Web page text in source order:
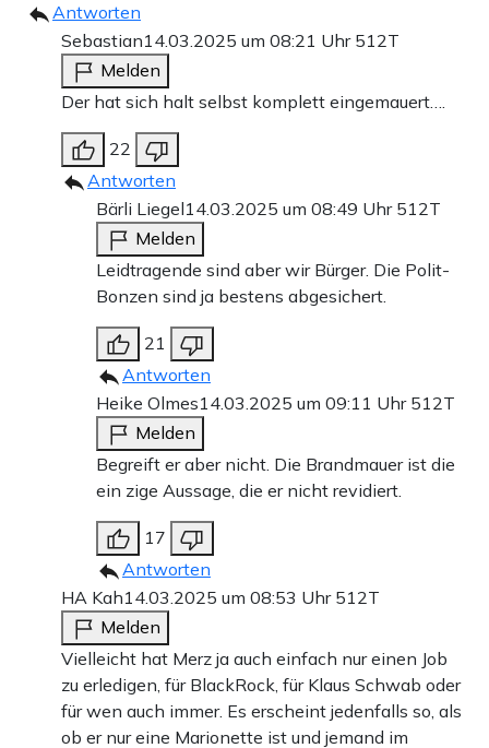
Antworten
Sebastian14.03.2025 um 08:21 Uhr 512T
Melden
Der hat sich halt selbst komplett eingemauert….
22
Antworten
Bärli Liegel14.03.2025 um 08:49 Uhr 512T
Melden
Leidtragende sind aber wir Bürger. Die Polit-
Bonzen sind ja bestens abgesichert.
21
Antworten
Heike Olmes14.03.2025 um 09:11 Uhr 512T
Melden
Begreift er aber nicht. Die Brandmauer ist die
ein zige Aussage, die er nicht revidiert.
17
Antworten
HA Kah14.03.2025 um 08:53 Uhr 512T
Melden
Vielleicht hat Merz ja auch einfach nur einen Job
zu erledigen, für BlackRock, für Klaus Schwab oder
für wen auch immer. Es erscheint jedenfalls so, als
ob er nur eine Marionette ist und jemand im